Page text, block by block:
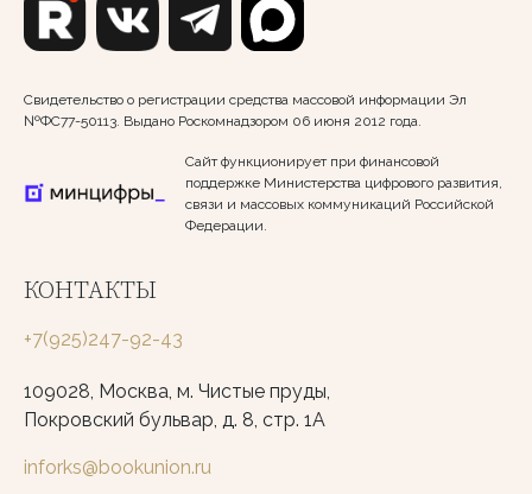
Свидетельство о регистрации средства массовой информации Эл
№ФС77-50113. Выдано Роскомнадзором 06 июня 2012 года.
Сайт функционирует при финансовой
поддержке Министерства цифрового развития,
связи и массовых коммуникаций Российской
Федерации.
КОНТАКТЫ
+7(925)247-92-43
109028, Москва, м. Чистые пруды,
Покровский бульвар, д. 8, стр. 1А
inforks@bookunion.ru